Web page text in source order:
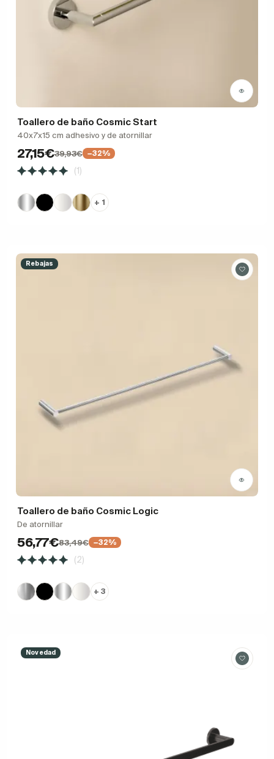
Toallero de baño Cosmic Start
40x7x15 cm adhesivo y de atornillar
27,15€39,93€ −32%
(1)
+ 1
Rebajas
Toallero de baño Cosmic Logic
De atornillar
56,77€83,49€ −32%
(2)
+ 3
Novedad